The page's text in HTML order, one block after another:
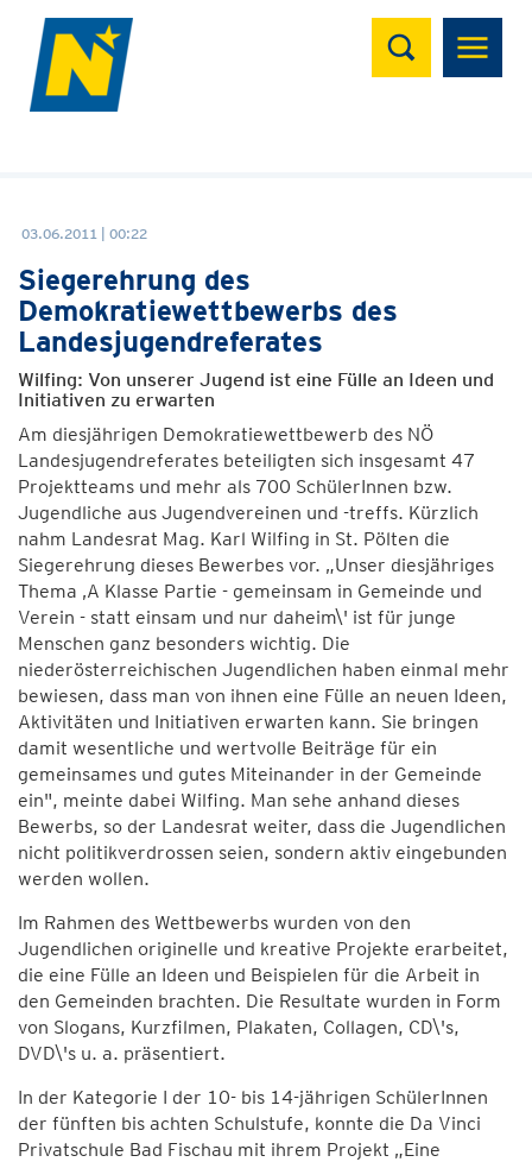
Suchen
03.06.2011 | 00:22
Siegerehrung des
Demokratiewettbewerbs des
Landesjugendreferates
Wilfing: Von unserer Jugend ist eine Fülle an Ideen und
Initiativen zu erwarten
Am diesjährigen Demokratiewettbewerb des NÖ
Landesjugendreferates beteiligten sich insgesamt 47
Projektteams und mehr als 700 SchülerInnen bzw.
Jugendliche aus Jugendvereinen und -treffs. Kürzlich
nahm Landesrat Mag. Karl Wilfing in St. Pölten die
Siegerehrung dieses Bewerbes vor. „Unser diesjähriges
Thema ‚A Klasse Partie - gemeinsam in Gemeinde und
Verein - statt einsam und nur daheim\' ist für junge
Menschen ganz besonders wichtig. Die
niederösterreichischen Jugendlichen haben einmal mehr
bewiesen, dass man von ihnen eine Fülle an neuen Ideen,
Aktivitäten und Initiativen erwarten kann. Sie bringen
damit wesentliche und wertvolle Beiträge für ein
gemeinsames und gutes Miteinander in der Gemeinde
ein", meinte dabei Wilfing. Man sehe anhand dieses
Bewerbs, so der Landesrat weiter, dass die Jugendlichen
nicht politikverdrossen seien, sondern aktiv eingebunden
werden wollen.
Im Rahmen des Wettbewerbs wurden von den
Jugendlichen originelle und kreative Projekte erarbeitet,
die eine Fülle an Ideen und Beispielen für die Arbeit in
den Gemeinden brachten. Die Resultate wurden in Form
von Slogans, Kurzfilmen, Plakaten, Collagen, CD\'s,
DVD\'s u. a. präsentiert.
In der Kategorie I der 10- bis 14-jährigen SchülerInnen
der fünften bis achten Schulstufe, konnte die Da Vinci
Privatschule Bad Fischau mit ihrem Projekt „Eine